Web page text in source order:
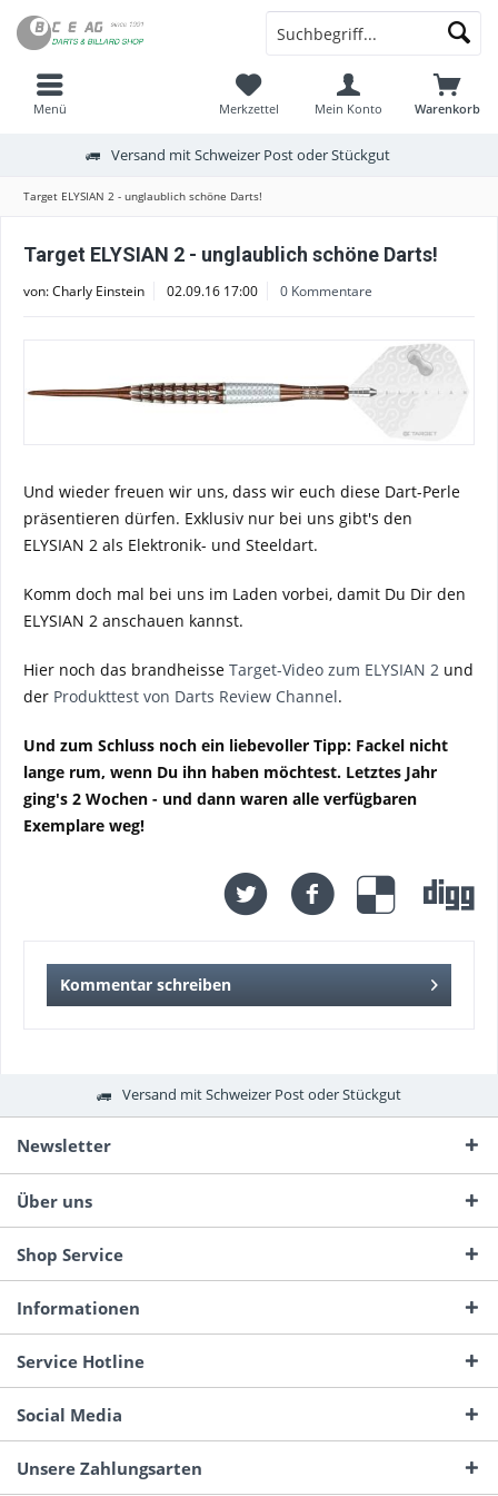
Menü Warenkorb
Merkzettel Mein Konto
Versand mit Schweizer Post oder Stückgut
Target ELYSIAN 2 - unglaublich schöne Darts!
Target ELYSIAN 2 - unglaublich schöne Darts!
von:Charly Einstein 02.09.16 17:00 0 Kommentare
Und wieder freuen wir uns, dass wir euch diese Dart-Perle
präsentieren dürfen. Exklusiv nur bei uns gibt's den
ELYSIAN 2 als Elektronik- und Steeldart.
Komm doch mal bei uns im Laden vorbei, damit Du Dir den
ELYSIAN 2 anschauen kannst.
Hier noch das brandheisse Target-Video zum ELYSIAN 2 und
der Produkttest von Darts Review Channel.
Und zum Schluss noch ein liebevoller Tipp: Fackel nicht
lange rum, wenn Du ihn haben möchtest. Letztes Jahr
ging's 2 Wochen - und dann waren alle verfügbaren
Exemplare weg!
Kommentar schreiben
Versand mit Schweizer Post oder Stückgut
Newsletter
Über uns
Shop Service
Informationen
Service Hotline
Social Media
Unsere Zahlungsarten